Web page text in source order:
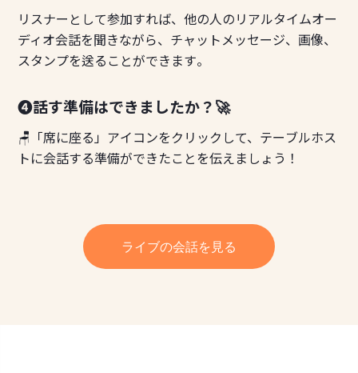
リスナーとして参加すれば、他の人のリアルタイムオー
ディオ会話を聞きながら、チャットメッセージ、画像、
スタンプを送ることができます。
❹話す準備はできましたか？🚀
🪑「席に座る」アイコンをクリックして、テーブルホス
トに会話する準備ができたことを伝えましょう！
ライブの会話を見る